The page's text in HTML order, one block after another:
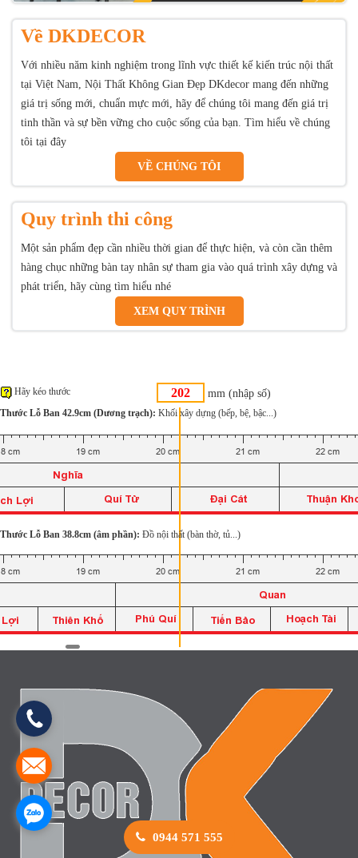
Về DKDECOR
Với nhiều năm kinh nghiệm trong lĩnh vực thiết kế kiến trúc nội thất
tại Việt Nam, Nội Thất Không Gian Đẹp DKdecor mang đến những
giá trị sống mới, chuẩn mực mới, hãy để chúng tôi mang đến giá trị
tinh thần và sự bền vững cho cuộc sống của bạn. Tìm hiểu về chúng
tôi tại đây
VỀ CHÚNG TÔI
Quy trình thi công
Một sản phẩm đẹp cần nhiều thời gian để thực hiện, và còn cần thêm
hàng chục những bàn tay nhân sự tham gia vào quá trình xây dựng và
phát triển, hãy cùng tìm hiểu nhé
XEM QUY TRÌNH
mm (nhập số)
Hãy kéo thước
Thước Lỗ Ban 42.9cm (Dương trạch): Khối xây dựng (bếp, bệ, bậc...)
Thước Lỗ Ban 38.8cm (âm phần): Đồ nội thất (bàn thờ, tủ...)
0944 571 555